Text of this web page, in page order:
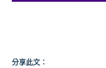
分享此文：